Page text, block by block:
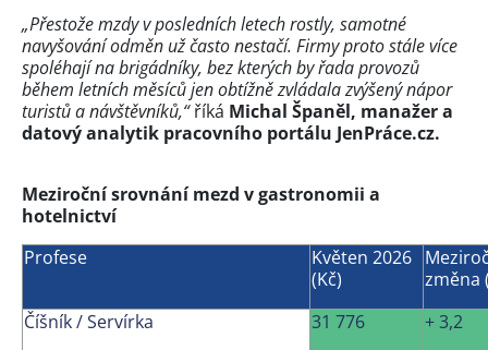
„Přestože mzdy v posledních letech rostly, samotné
navyšování odměn už často nestačí. Firmy proto stále více
spoléhají na brigádníky, bez kterých by řada provozů
během letních měsíců jen obtížně zvládala zvýšený nápor
turistů a návštěvníků,“říká Michal Španěl, manažer a
datový analytik pracovního portálu JenPráce.cz.
Meziroční srovnání mezd v gastronomii a
hotelnictví
Profese
Květen 2026
(Kč)
změna
Číšník / Servírka
31 776
+ 3,2